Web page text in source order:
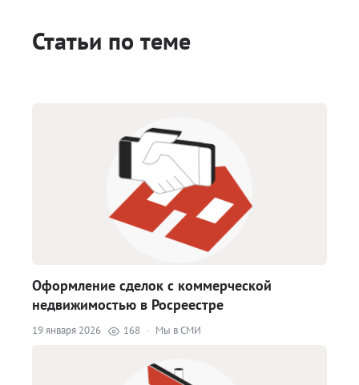
Статьи по теме
Оформление сделок с коммерческой
недвижимостью в Росреестре
19 января 2026 168 · Мы в СМИ